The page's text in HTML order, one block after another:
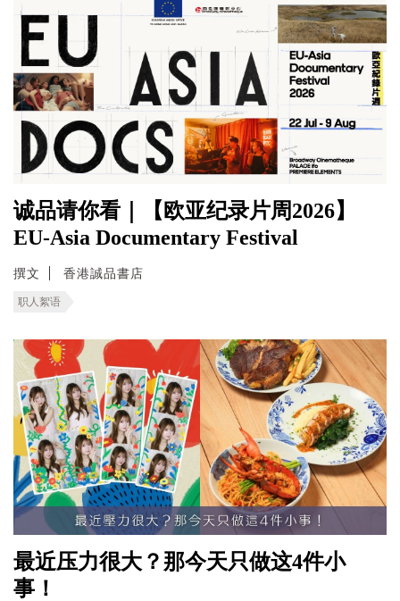
诚品请你看｜【欧亚纪录片周2026】
EU-Asia Documentary Festival
撰文 香港誠品書店
职人絮语
最近压力很大？那今天只做这4件小
事！